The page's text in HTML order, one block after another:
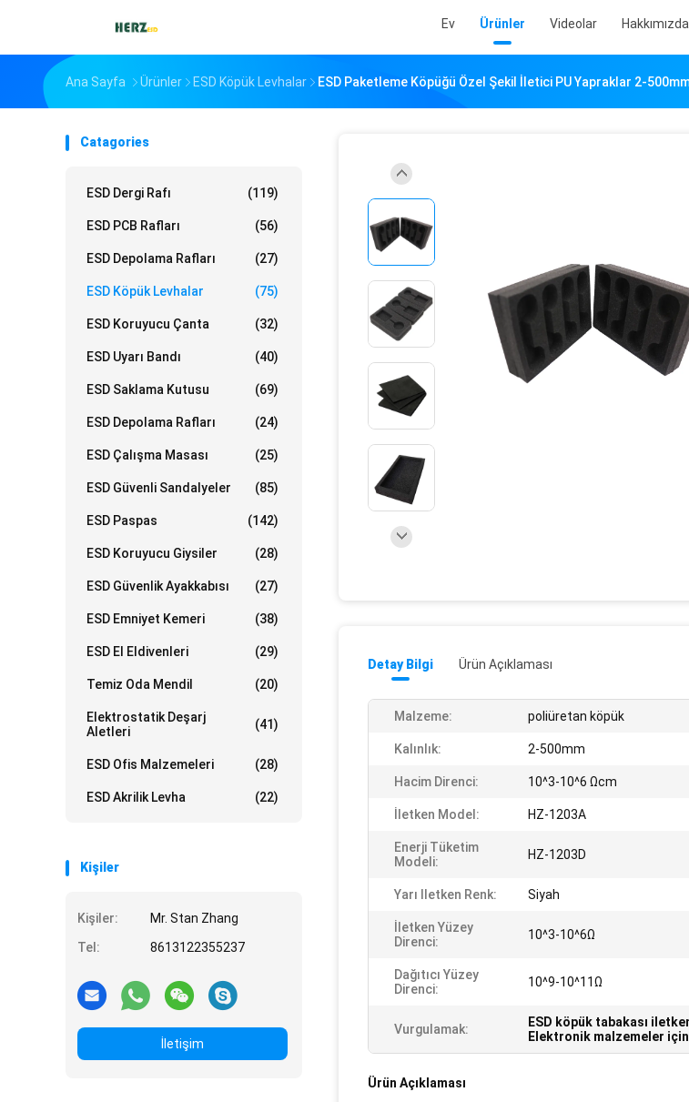
Ev Ürünler Videolar Hakkımızda
Ana Sayfa Ürünler ESD Köpük Levhalar ESD Paketleme Köpüğü Özel Şekil İletici PU Yapraklar 2-
Catagories
ESD Dergi Rafı (119)
ESD PCB Rafları (56)
ESD Depolama Rafları (27)
ESD Köpük Levhalar (75)
ESD Koruyucu Çanta (32)
ESD Uyarı Bandı (40)
ESD Saklama Kutusu (69)
ESD Depolama Rafları (24)
ESD Çalışma Masası (25)
ESD Güvenli Sandalyeler (85)
ESD Paspas (142)
ESD Koruyucu Giysiler (28)
ESD Güvenlik Ayakkabısı (27)
ESD Emniyet Kemeri (38)
ESD El Eldivenleri (29)
Temiz Oda Mendil (20)
Elektrostatik Deşarj
Aletleri
(41)
ESD Ofis Malzemeleri (28)
ESD Akrilik Levha (22)
Kişiler
Kişiler:
Mr. Stan Zhang
Tel:
8613122355237
İletişim
Detay Bilgi Ürün Açıklaması
Malzeme: poliüretan köpük
Kalınlık: 2-500mm
Hacim Direnci: 10^3-10^6 Ωcm
İletken Model: HZ-1203A
Enerji Tüketim
Modeli:
HZ-1203D
Yarı Iletken Renk: Siyah
İletken Yüzey
Direnci:
10^3-10^6Ω
Dağıtıcı Yüzey
Direnci:
10^9-10^11Ω
Vurgulamak: ESD köpük tabakası
Elektronik malzemeler
Ürün Açıklaması